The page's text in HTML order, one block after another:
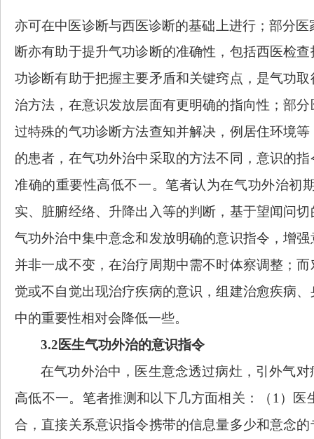
亦可在中医诊断与西医诊断的基础上进行；部分
断亦有助于提升气功诊断的准确性，包括西医检
功诊断有助于把握主要矛盾和关键窍点，是气功
治方法，在意识发放层面有更明确的指向性；部
过特殊的气功诊断方法查知并解决， 例居住环境等
的患者，在气功外治中采取的方法不同，意识的
准确的重要性高低不一。笔者认为在气功外治初
实、脏腑经络、升降出入等的判断，基于望闻问
气功外治中集中意念和发放明确的意识指令，增
并非一成不变，在治疗周期中需不时体察调整；
觉或不自觉出现治疗疾病的意识，组建治愈疾病
中的重要性相对会降低一些。
3.2医生气功外治的意识指令
在气功外治中，医生意念透过病灶，引外气
高低不一。笔者推测和以下几方面相关：（ 1）医
合，直接关系意识指令携带的信息量多少和意念